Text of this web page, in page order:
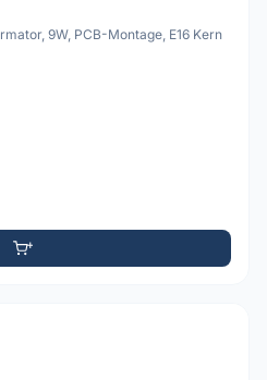
9W, PCB-Montage, E16 Kern